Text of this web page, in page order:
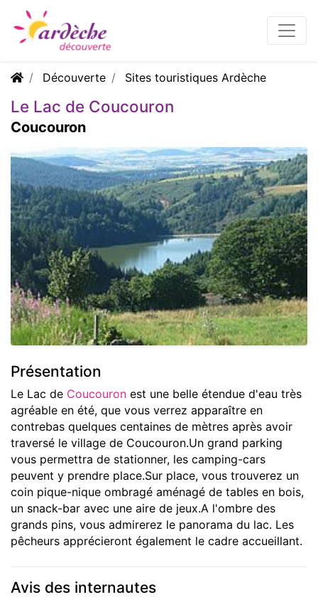
Découverte Sites touristiques Ardèche
Le Lac de Coucouron
Coucouron
Présentation
Le Lac de Coucouron est une belle étendue d'eau très
agréable en été, que vous verrez apparaître en
contrebas quelques centaines de mètres après avoir
traversé le village de Coucouron.Un grand parking
vous permettra de stationner, les camping-cars
peuvent y prendre place.Sur place, vous trouverez un
coin pique-nique ombragé aménagé de tables en bois,
un snack-bar avec une aire de jeux.A l'ombre des
grands pins, vous admirerez le panorama du lac. Les
pêcheurs apprécieront également le cadre accueillant.
Avis des internautes